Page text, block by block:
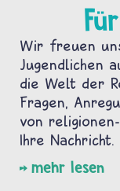
Wir freuen
Jugendlichen
die Welt der
Fragen,
von
Ihre Nachricht.
mehr lesen